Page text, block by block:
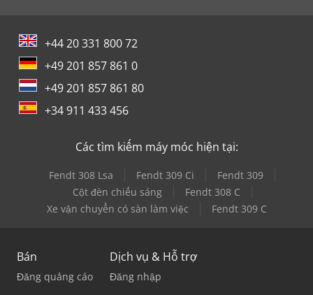
+44 20 331 800 72
+49 201 857 861 0
+49 201 857 861 80
+34 911 433 456
Các tìm kiếm máy móc hiện tại:
Fendt 308 Lsa Fendt 309 Ci
Fendt 309
Cột đèn chiếu sáng
Fendt 308 C
Xe vận chuyển có sàn làm việc
Fendt 309 C
Bán
Đăng quảng cáo
Dịch vụ & Hỗ trợ
Đăng nhập